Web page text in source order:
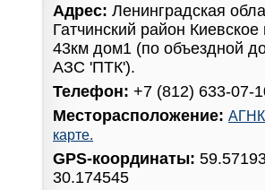
Адрес: Ленинградская
Гатчинский район
43км дом1 (по объездной
АЗС 'ПТК').
Телефон: +7 (812) 633-07-
Месторасположение:
карте.
GPS-координаты:
30.174545